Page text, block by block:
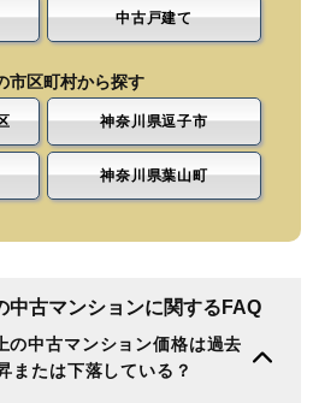
中古戸建て
市区町村から探す
神奈川県逗子市
神奈川県葉山町
中古マンションに関するFAQ
の中古マンション価格は過去
または下落している？